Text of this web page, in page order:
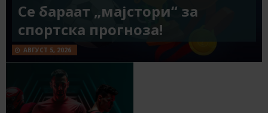
Се бараат „мајстори“ за
спортска прогноза!
АВГУСТ 5, 2026